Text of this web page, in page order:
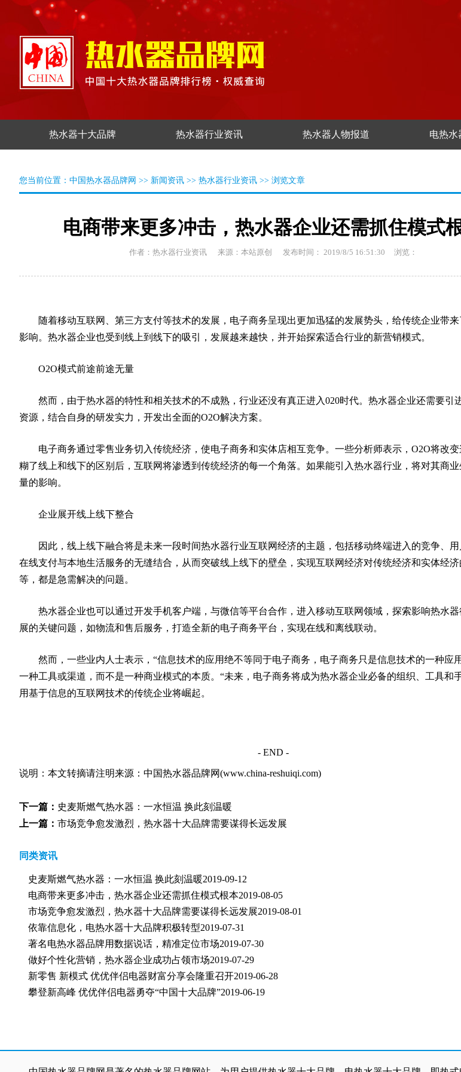
热水器十大品牌 热水器行业资讯 热水器人物报道 电热水
您当前位置： 中国热水器品牌网 >> 新闻资讯 >> 热水器行业资讯 >> 浏览文章
电商带来更多冲击，热水器企业还需抓住模式
作者：热水器行业资讯 来源：本站原创 发布时间： 2019/8/5 16:51:30 浏览：
随着移动互联网、第三方支付等技术的发展，电子商务呈现出更加迅猛的发展势头，给传统企业带来
影响。热水器企业也受到线上到线下的吸引，发展越来越快，并开始探索适合行业的新营销模式。
O2O模式前途前途无量
然而，由于热水器的特性和相关技术的不成熟，行业还没有真正进入020时代。热水器企业还需要引
资源，结合自身的研发实力，开发出全面的O2O解决方案。
电子商务通过零售业务切入传统经济，使电子商务和实体店相互竞争。一些分析师表示，O2O将改变
糊了线上和线下的区别后，互联网将渗透到传统经济的每一个角落。如果能引入热水器行业，将对其商
量的影响。
企业展开线上线下整合
因此，线上线下融合将是未来一段时间热水器行业互联网经济的主题，包括移动终端进入的竞争、用
在线支付与本地生活服务的无缝结合，从而突破线上线下的壁垒，实现互联网经济对传统经济和实体经
等，都是急需解决的问题。
热水器企业也可以通过开发手机客户端，与微信等平台合作，进入移动互联网领域，探索影响热水器
展的关键问题，如物流和售后服务，打造全新的电子商务平台，实现在线和离线联动。
然而，一些业内人士表示，“信息技术的应用绝不等同于电子商务，电子商务只是信息技术的一种应
一种工具或渠道，而不是一种商业模式的本质。“未来，电子商务将成为热水器企业必备的组织、工具和
用基于信息的互联网技术的传统企业将崛起。
- END -
说明：本文转摘请注明来源： 中国热水器品牌网(www.china-reshuiqi.com)
下一篇： 史麦斯燃气热水器：一水恒温 换此刻温暖
上一篇： 市场竞争愈发激烈，热水器十大品牌需要谋得长远发展
同类资讯
史麦斯燃气热水器：一水恒温 换此刻温暖2019-09-12
电商带来更多冲击，热水器企业还需抓住模式根本2019-08-05
市场竞争愈发激烈，热水器十大品牌需要谋得长远发展2019-08-01
依靠信息化，电热水器十大品牌积极转型2019-07-31
著名电热水器品牌用数据说话，精准定位市场2019-07-30
做好个性化营销，热水器企业成功占领市场2019-07-29
新零售 新模式 优优伴侣电器财富分享会隆重召开2019-06-28
攀登新高峰 优优伴侣电器勇夺“中国十大品牌”2019-06-19